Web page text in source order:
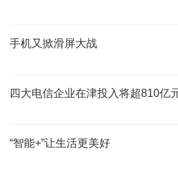
手机又掀滑屏大战
四大电信企业在津投入将超810亿
“智能+”让生活更美好